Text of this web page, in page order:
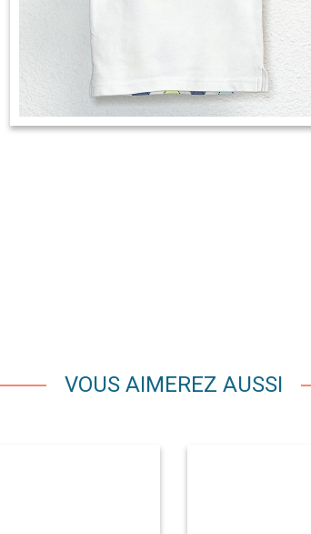
VOUS AIMEREZ AUSSI